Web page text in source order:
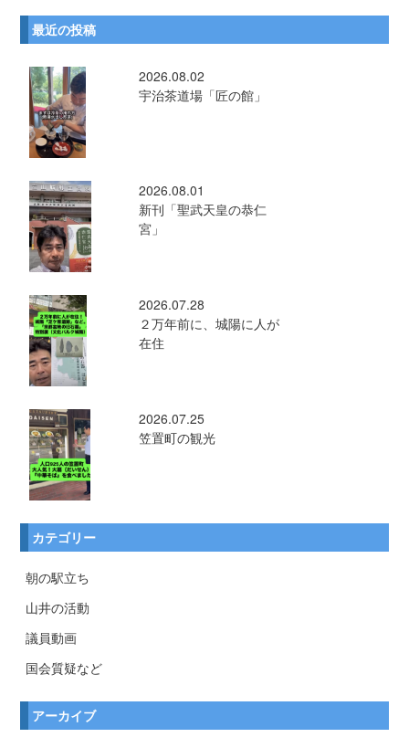
最近の投稿
2026.08.02
宇治茶道場「匠の館」
2026.08.01
新刊「聖武天皇の恭仁
宮」
2026.07.28
２万年前に、城陽に人が
在住
2026.07.25
笠置町の観光
カテゴリー
朝の駅立ち
山井の活動
議員動画
国会質疑など
アーカイブ